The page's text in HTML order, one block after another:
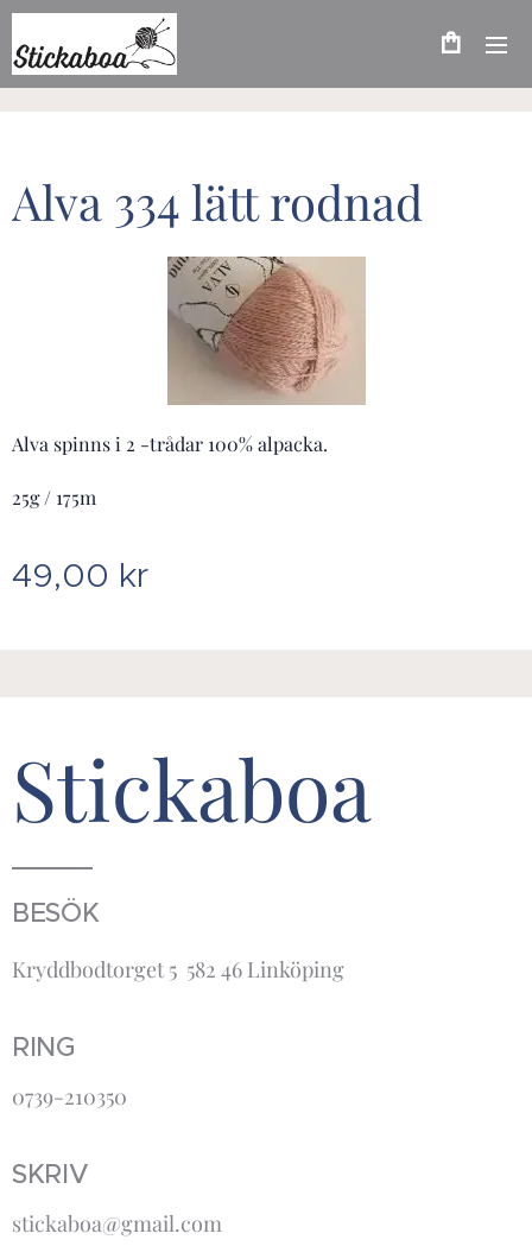
Alva 334 lätt rodnad
Alva spinns i 2 -trådar 100% alpacka.
25g / 175m
49,00 kr
Stickaboa
BESÖK
Kryddbodtorget 5 582 46 Linköping
RING
0739-210350
SKRIV
stickaboa@gmail.com